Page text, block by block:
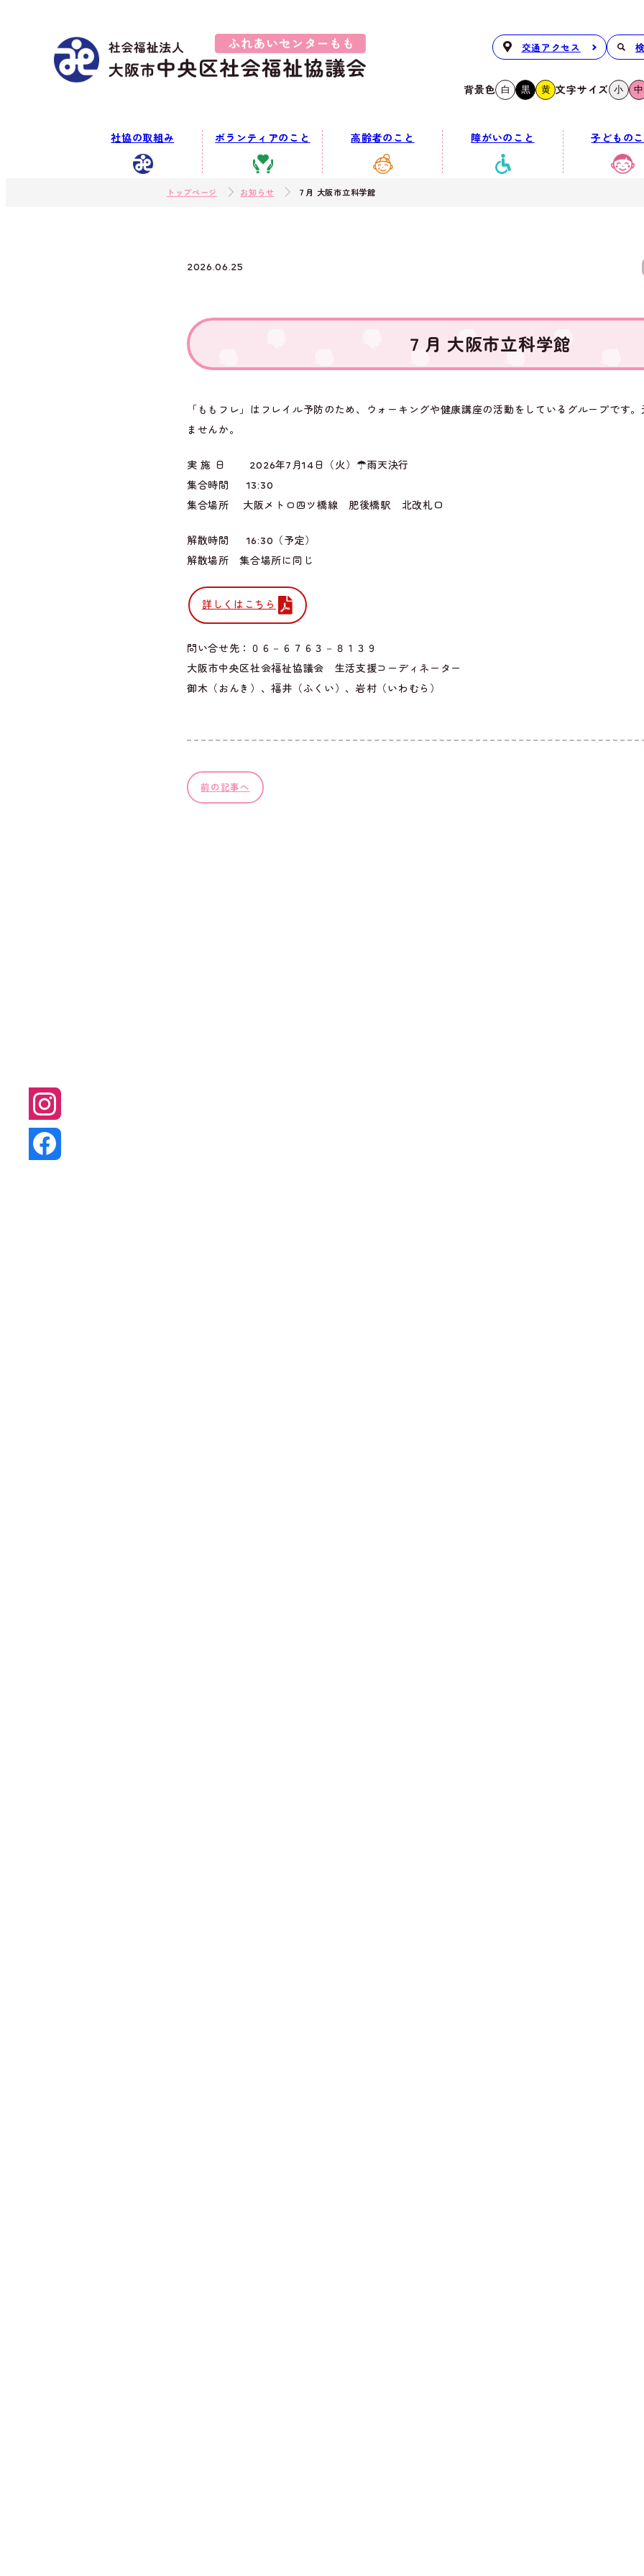
交通アクセス
背景色 白 黒 黄 文字サイズ 小 中
社協の取組み ボランティアのこと 高齢者のこと 障がいのこと 子どもの
トップページ お知らせ ７月 大阪市立科学館
2026.06.25
７月 大阪市立科学館
「ももフレ」はフレイル予防のため、ウォーキングや健康講座の活動をしているグループです
ませんか。
実 施 日 2026年7月14日（火）☂雨天決行
集合時間 13:30
集合場所 大阪メトロ四ツ橋線 肥後橋駅 北改札口
解散時間 16:30（予定）
解散場所 集合場所に同じ
詳しくはこちら
問い合せ先：０６－６７６３－８１３９
大阪市中央区社会福祉協議会 生活支援コーディネーター
御木（おんき）、福井（ふくい）、岩村（いわむら）
前の記事へ